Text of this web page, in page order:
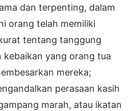
dan terpenting, dalam
orang telah memiliki
tentang tanggung
kebaikan yang orang tua
mereka;
perasaan kasih
marah, atau ikatan